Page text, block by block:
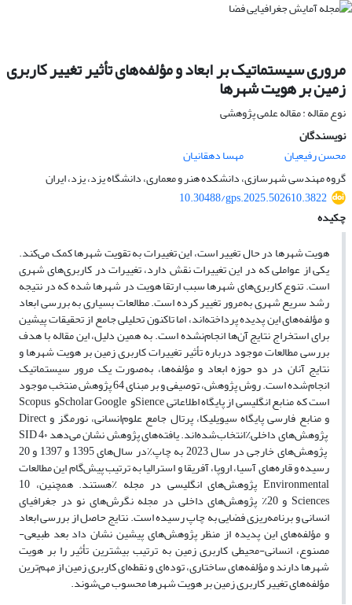
مروری سیستماتیک بر ابعاد و مؤلفه‌های تأثیر تغییر کاربری
زمین بر هویت شهرها
نوع مقاله : مقاله علمی پژوهشی
نویسندگان
محسن رفیعیان
مهسا دهقانیان
گروه مهندسی شهرسازی، دانشکده هنر و معماری، دانشگاه یزد، یزد، ایران
10.30488/gps.2025.502610.3822
چکیده
هویت شهرها در حال تغییر است، این تغییرات به تقویت شهرها کمک می‌کند.
یکی از عواملی که در این تغییرات نقش دارد، تغییرات در کاربری‌های شهری
است. تنوع کاربری‌های شهرها سبب ارتقا هویت در شهرها شده که در نتیجه
رشد سریع شهری به‌مرور تغییر کرده است. مطالعات بسیاری به بررسی ابعاد
و مؤلفه‌های این پدیده پرداخته‌اند، اما تاکنون تحلیلی جامع از تحقیقات پیشین
برای استخراج نتایج آن‌ها انجام‌نشده است. به همین دلیل، این مقاله با هدف
بررسی مطالعات موجود درباره تأثیر تغییرات کاربری زمین بر هویت شهرها و
نتایج آنان در دو حوزه ابعاد و مؤلفه‌ها، به‌صورت یک مرور سیستماتیک
انجام‌شده است. روش پژوهش، توصیفی و بر مبنای 64 پژوهش منتخب موجود
است که منابع انگلیسی از پایگاه اطلاعاتی ScopusوScholar GoogleوSience
Directو منابع فارسی پایگاه سیویلیکا، پرتال جامع علوم‌انسانی، نورمگز و
SID انتخاب‌شده‌اند. یافته‌های پژوهش نشان می‌دهد 4۰٪پژوهش‌های داخلی
در سال‌های 1395 و 1397 و 20٪پژوهش‌های خارجی در سال 2023 به چاپ
رسیده و قاره‌های آسیا، اروپا، آفریقا و استرالیا به ترتیب پیش‌گام این مطالعات
هستند. همچنین، 10٪ پژوهش‌های انگلیسی در مجلهEnvironmental
Sciences و 20 ٪ پژوهش‌های داخلی در مجله نگرش‌های نو در جغرافیای
انسانی و برنامه‌ریزی فضایی به چاپ رسیده است. نتایج حاصل از بررسی ابعاد
و مؤلفه‌های این پدیده از منظر پژوهش‌های پیشین نشان داد بعد طبیعی-
مصنوع، انسانی-محیطی کاربری زمین به ترتیب بیشترین تأثیر را بر هویت
شهرها دارند و مؤلفه‌های ساختاری، توده‌ای و نقطه‌ای کاربری زمین از مهم‌ترین
مؤلفه‌های تغییر کاربری زمین بر هویت شهرها محسوب می‌شوند.